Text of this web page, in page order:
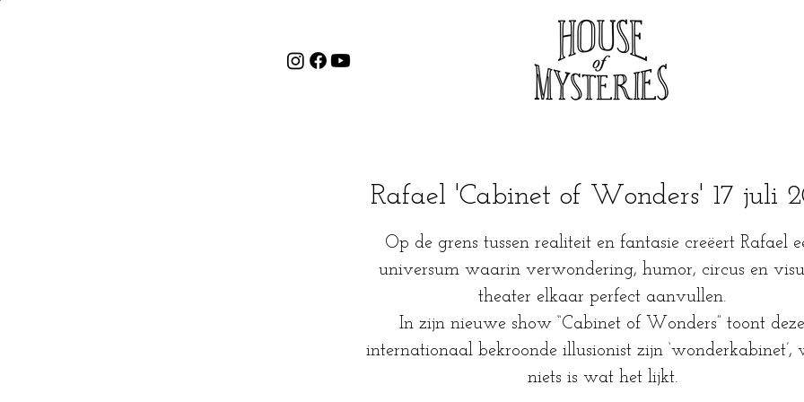
Rafael 'Cabinet of Wonders' 17 juli
Op de grens tussen realiteit en fantasie creëert Rafael
universum waarin verwondering, humor, circus en
theater elkaar perfect aanvullen.
In zijn nieuwe show “Cabinet of Wonders” toont deze
internationaal bekroonde illusionist zijn ‘wonderkabinet’,
niets is wat het lijkt.